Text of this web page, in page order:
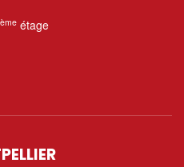
ème étage